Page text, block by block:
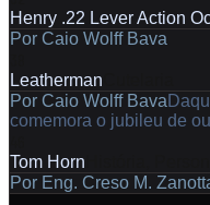
Henry .22 Lever Action
Por Caio Wolff Bava
Leatherman
Por Caio Wolff Bava
comemora o jubileu de
Tom Horn
Por Eng. Creso M.